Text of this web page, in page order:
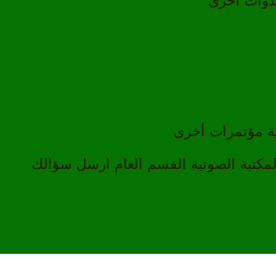
مؤتمرات أخرى
المكتبة الصوتية القسم العام ارسل سؤالك